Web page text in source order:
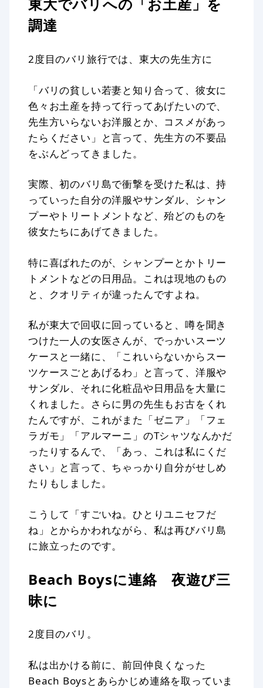
東大でバリへの「お土産」を
調達
2度目のバリ旅行では、東大の先生方に
「バリの貧しい若妻と知り合って、彼女に
色々お土産を持って行ってあげたいので、
先生方いらないお洋服とか、コスメがあっ
たらください」と言って、先生方の不要品
をぶんどってきました。
実際、初のバリ島で衝撃を受けた私は、持
っていった自分の洋服やサンダル、シャン
プーやトリートメントなど、殆どのものを
彼女たちにあげてきました。
特に喜ばれたのが、シャンプーとかトリー
トメントなどの日用品。これは現地のもの
と、クオリティが違ったんですよね。
私が東大で回収に回っていると、噂を聞き
つけた一人の女医さんが、でっかいスーツ
ケースと一緒に、「これいらないからスー
ツケースごとあげるわ」と言って、洋服や
サンダル、それに化粧品や日用品を大量に
くれました。さらに男の先生もお古をくれ
たんですが、これがまた「ゼニア」「フェ
ラガモ」「アルマーニ」のTシャツなんかだ
ったりするんで、「あっ、これは私にくだ
さい」と言って、ちゃっかり自分がせしめ
たりもしました。
こうして「すごいね。ひとりユニセフだ
ね」とからかわれながら、私は再びバリ島
に旅立ったのです。
Beach Boysに連絡 夜遊び三
昧に
2度目のバリ。
私は出かける前に、前回仲良くなった
Beach Boysとあらかじめ連絡を取っていま